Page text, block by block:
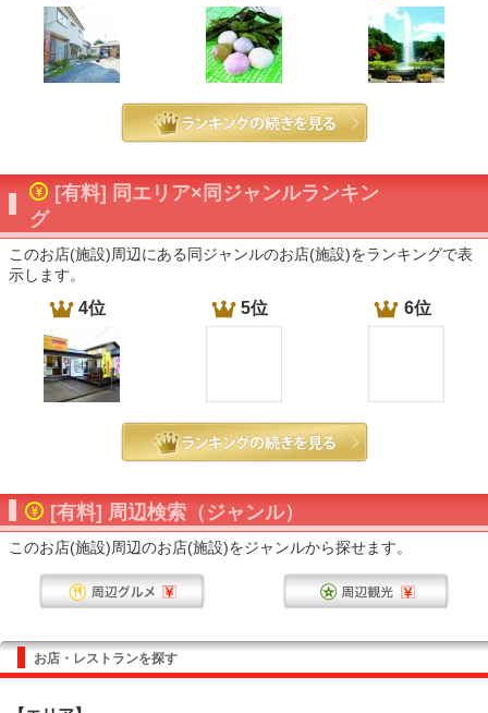
[有料] 同エリア×同ジャンルランキン
グ
このお店(施設)周辺にある同ジャンルのお店(施設)をランキングで表
示します。
4位 5位 6位
[有料] 周辺検索（ジャンル）
このお店(施設)周辺のお店(施設)をジャンルから探せます。
お店・レストランを探す